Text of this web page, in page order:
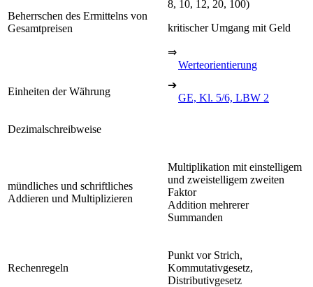
Beherrschen des Ermittelns von
Gesamtpreisen
8, 10, 12, 20, 100)
kritischer Umgang mit Geld
⇒
Werteorientierung
Einheiten der Währung
➔
GE, Kl. 5/6, LBW 2
Dezimalschreibweise
mündliches und schriftliches
Addieren und Multiplizieren
Multiplikation mit einstelligem
und zweistelligem zweiten
Faktor
Addition mehrerer
Summanden
Rechenregeln
Punkt vor Strich,
Kommutativgesetz,
Distributivgesetz